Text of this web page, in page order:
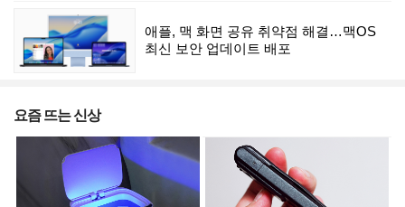
애플, 맥 화면 공유 취약점 해결…맥OS
최신 보안 업데이트 배포
요즘 뜨는 신상